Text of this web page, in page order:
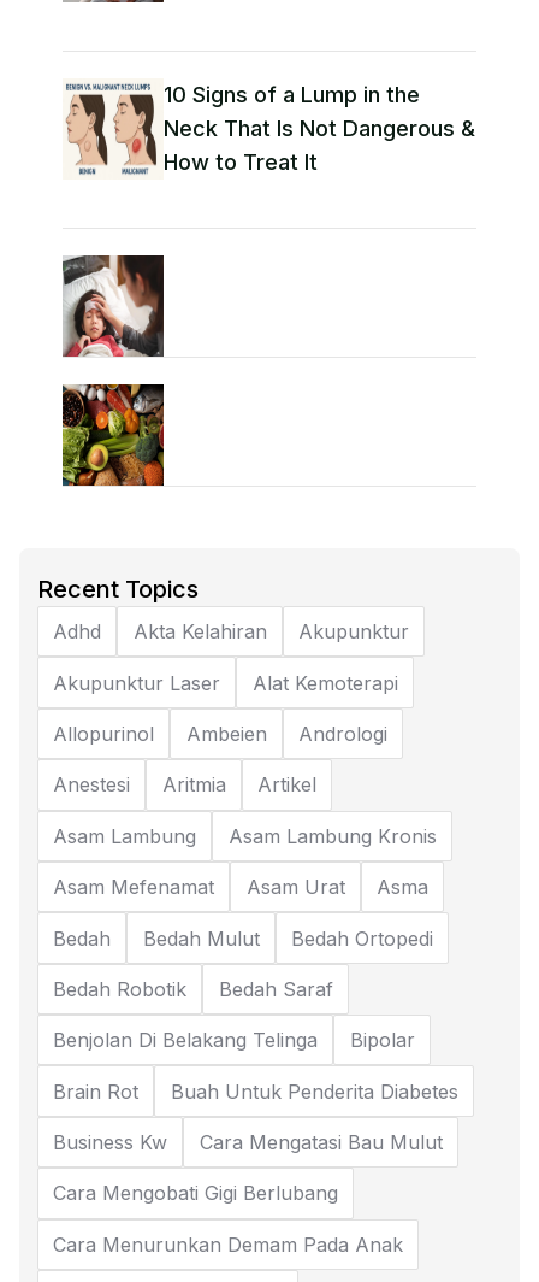
10 Signs of a Lump in the
Neck That Is Not Dangerous &
How to Treat It
Recent Topics
Adhd Akta Kelahiran Akupunktur
Akupunktur Laser Alat Kemoterapi
Allopurinol Ambeien Andrologi
Anestesi Aritmia Artikel
Asam Lambung Asam Lambung Kronis
Asam Mefenamat Asam Urat Asma
Bedah Bedah Mulut Bedah Ortopedi
Bedah Robotik Bedah Saraf
Benjolan Di Belakang Telinga Bipolar
Brain Rot Buah Untuk Penderita Diabetes
Business Kw Cara Mengatasi Bau Mulut
Cara Mengobati Gigi Berlubang
Cara Menurunkan Demam Pada Anak